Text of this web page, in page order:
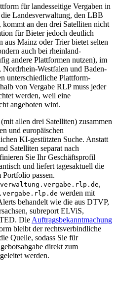
für landesseitige Vergaben in
Landesverwaltung, den LBB
an den drei Satelliten nicht
für Bieter jedoch deutlich
Mainz oder Trier bietet selten
auch bei rheinland-
andere Plattformen nutzen), im
Nordrhein-Westfalen und Baden-
unterschiedliche Plattform-
von Vergabe RLP muss jeder
werden, weil eine
angeboten wird.
(mit allen drei Satelliten) zusammen
und europäischen
KI-gestützten Suche. Anstatt
Satelliten separat nach
Sie Ihr Geschäftsprofil
und liefert tagesaktuell die
passen.
,
werden mit
behandelt wie die aus DTVP,
subreport ELViS,
Die Auftragsbekanntmachung
bleibt der rechtsverbindliche
Quelle, sodass Sie für
direkt zum
werden.